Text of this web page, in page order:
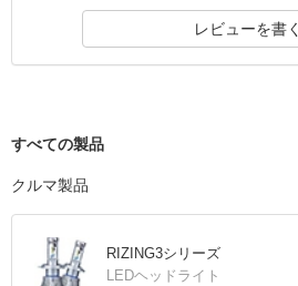
レビューを書く
すべての製品
クルマ製品
RIZING3シリーズ
LEDヘッドライト